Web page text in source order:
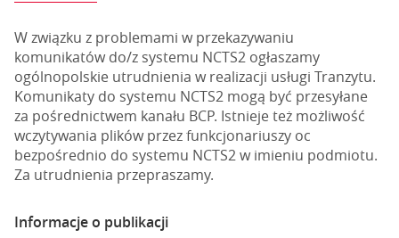
W związku z problemami w przekazywaniu
komunikatów do/z systemu NCTS2 ogłaszamy
ogólnopolskie utrudnienia w realizacji usługi Tranzytu.
Komunikaty do systemu NCTS2 mogą być przesyłane
za pośrednictwem kanału BCP. Istnieje też możliwość
wczytywania plików przez funkcjonariuszy oc
bezpośrednio do systemu NCTS2 w imieniu podmiotu.
Za utrudnienia przepraszamy.
Informacje o publikacji